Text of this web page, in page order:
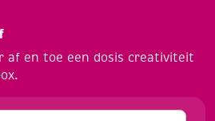
af en toe een dosis creativiteit